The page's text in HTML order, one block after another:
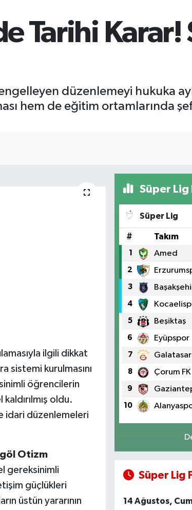
Tarihi Karar!
düzenlemeyi hukuka
hem de eğitim ortamlarında
ilgili dikkat
sistemi kurulmasını
öğrencilerin
oldu.
idari düzenlemeleri
Otizm
gereksinimli
güçlükleri
üstün yararının
Süper Lig
Süper Lig
# Takım
1 Amed
2
3
4
5 Beşiktaş
6 Eyüpspor
7
8 Çorum FK
9
10
Süper Lig
14 Ağustos,